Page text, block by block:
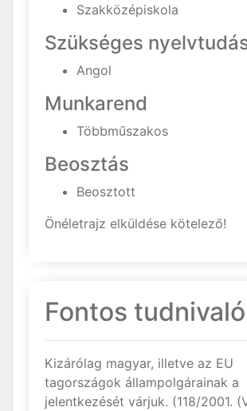
Szakközépiskola
Szükséges
Angol
Munkarend
Többműszakos
Beosztás
Beosztott
Önéletrajz elküldése kötelező!
Fontos tudnivaló
Kizárólag magyar, illetve az EU
tagországok állampolgárainak a
jelentkezését várjuk. (118/2001.